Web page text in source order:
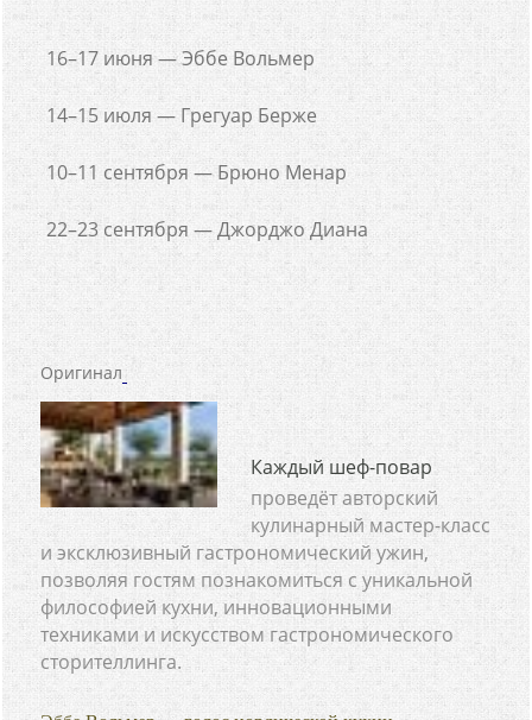
16–17 июня — Эббе Вольмер
14–15 июля — Грегуар Берже
10–11 сентября — Брюно Менар
22–23 сентября — Джорджо Диана
Оригинал
Каждый шеф-повар
проведёт авторский
кулинарный мастер-класс
и эксклюзивный гастрономический ужин,
позволяя гостям познакомиться с уникальной
философией кухни, инновационными
техниками и искусством гастрономического
сторителлинга.